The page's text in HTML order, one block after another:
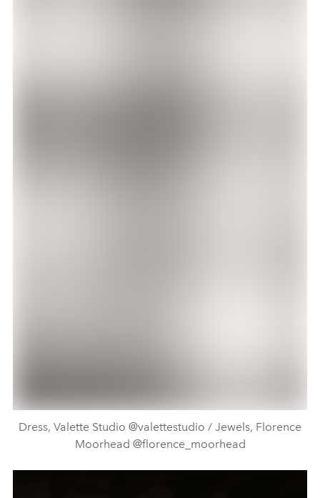
Dress, Valette Studio @valettestudio / Jewels, Florence
Moorhead @florence_moorhead